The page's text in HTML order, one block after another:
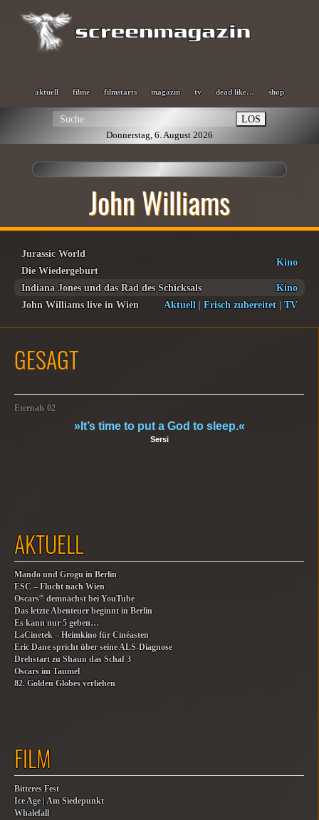
aktuell filme filmstarts magazin tv dead like… shop
LOS
Donnerstag, 6. August 2026
John Williams
Jurassic World
Die Wiedergeburt
Kino
Indiana Jones und das Rad des Schicksals
Kino
John Williams live in Wien
Aktuell | Frisch zubereitet |TV
GESAGT
Eternals 02
»It’s time to put a God to sleep.«
Sersi
AKTUELL
Mando und Grogu in Berlin
ESC – Flucht nach Wien
Oscars® demnächst bei YouTube
Das letzte Abenteuer beginnt in Berlin
Es kann nur 5 geben…
LaCinetek – Heimkino für Cinéasten
Eric Dane spricht über seine ALS-Diagnose
Drehstart zu Shaun das Schaf 3
Oscars im Taumel
82. Golden Globes verliehen
FILM
Bitteres Fest
Ice Age | Am Siedepunkt
Whalefall